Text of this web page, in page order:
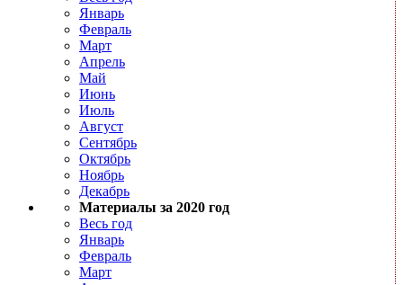
Январь
Февраль
Март
Апрель
Май
Июнь
Июль
Август
Сентябрь
Октябрь
Ноябрь
Декабрь
Материалы за 2020 год
Весь год
Январь
Февраль
Март